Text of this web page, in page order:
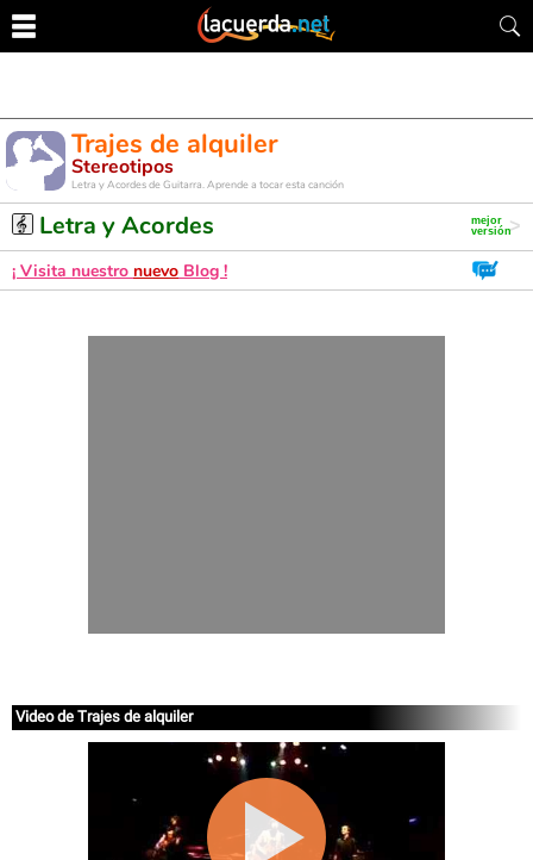
Trajes de alquiler
Stereotipos
Letra y Acordes de Guitarra. Aprende a tocar esta canción
Letra y Acordes
¡ Visita nuestro nuevo Blog !
Video de Trajes de alquiler